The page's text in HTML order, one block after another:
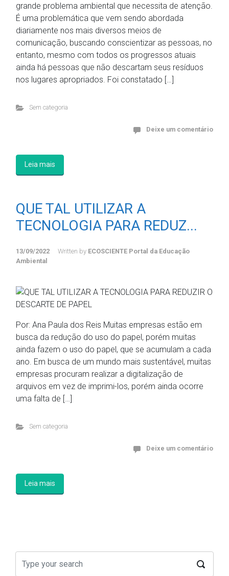
grande problema ambiental que necessita de atenção.
É uma problemática que vem sendo abordada
diariamente nos mais diversos meios de
comunicação, buscando conscientizar as pessoas, no
entanto, mesmo com todos os progressos atuais
ainda há pessoas que não descartam seus resíduos
nos lugares apropriados. Foi constatado […]
Sem categoria
Deixe um comentário
Leia mais
QUE TAL UTILIZAR A
TECNOLOGIA PARA REDUZ...
13/09/2022 Written by ECOSCIENTE Portal da Educação
Ambiental
Por: Ana Paula dos Reis Muitas empresas estão em
busca da redução do uso do papel, porém muitas
ainda fazem o uso do papel, que se acumulam a cada
ano. Em busca de um mundo mais sustentável, muitas
empresas procuram realizar a digitalização de
arquivos em vez de imprimi-los, porém ainda ocorre
uma falta de […]
Sem categoria
Deixe um comentário
Leia mais